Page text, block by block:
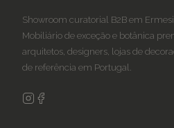
Showroom curatorial B2B em
Mobiliário de exceção e botânica
arquitetos, designers, lojas de
de referência em Portugal.